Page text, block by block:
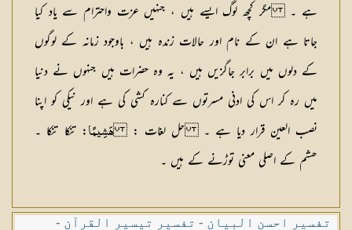
ہے ۔ مگر کچھ لوگ ایسے ہیں ، جنہیں عزت واحترام سے یاد کیا
جاتا ہے ان کے نام اور حالات زندہ ہیں ، باوجود زمانہ کے لوگوں
کے دلوں میں برابر جاگزیں ہیں ، یہ وہ حضرات ہیں جنہوں نے دنیا
میں رہ کر اس کی ادنی مسرتوں سے کنارہ کشی کی ہے اور نیکی کو اپنا
نصب العین قرار دیا ہے ۔حل لغات :هَشِيمًا : تنکا تنکا ۔
ھشم کے اصلی معنی توڑنے کے ہیں ۔
تفسیر احسن البیان - تفسیر تیسیر القرآن -